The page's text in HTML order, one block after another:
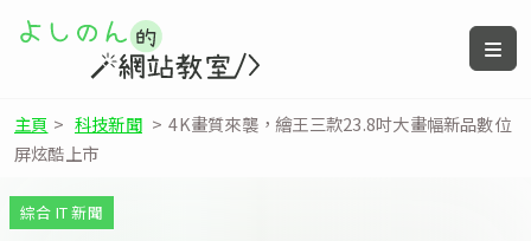
主頁 > 科技新聞 > 4K畫質來襲，繪王三款23.8吋大畫幅新品數位
屏炫酷上市
綜合 IT 新聞